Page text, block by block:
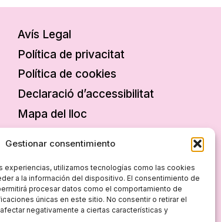
Gestionar consentimiento
experiencias, utilizamos tecnologías como las cookies
a la información del dispositivo. El consentimiento de
procesar datos como el comportamiento de
únicas en este sitio. No consentir o retirar el
negativamente a ciertas características y
Avís Legal
Política de privacitat
Política de cookies
Declaració d’accessibilitat
Mapa del lloc